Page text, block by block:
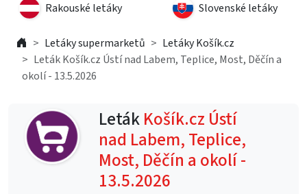
Rakouské letáky Slovenské letáky
Letáky supermarketů
Letáky Košík.cz
Leták Košík.cz Ústí nad Labem, Teplice, Most, Děčín a
okolí - 13.5.2026
LetákKošík.cz Ústí
nad Labem, Teplice,
Most, Děčín a okolí -
13.5.2026